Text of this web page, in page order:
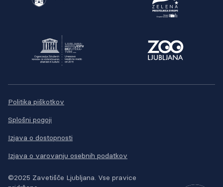
Politika piškotkov
Splošni pogoji
Izjava o dostopnosti
Izjava o varovanju osebnih podatkov
©2025 Zavetišče Ljubljana. Vse pravice